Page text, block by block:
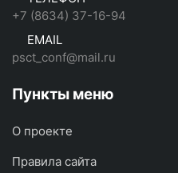
+7 (8634) 37-16-94
EMAIL
psct_conf@mail.ru
Пункты меню
О проекте
Правила сайта